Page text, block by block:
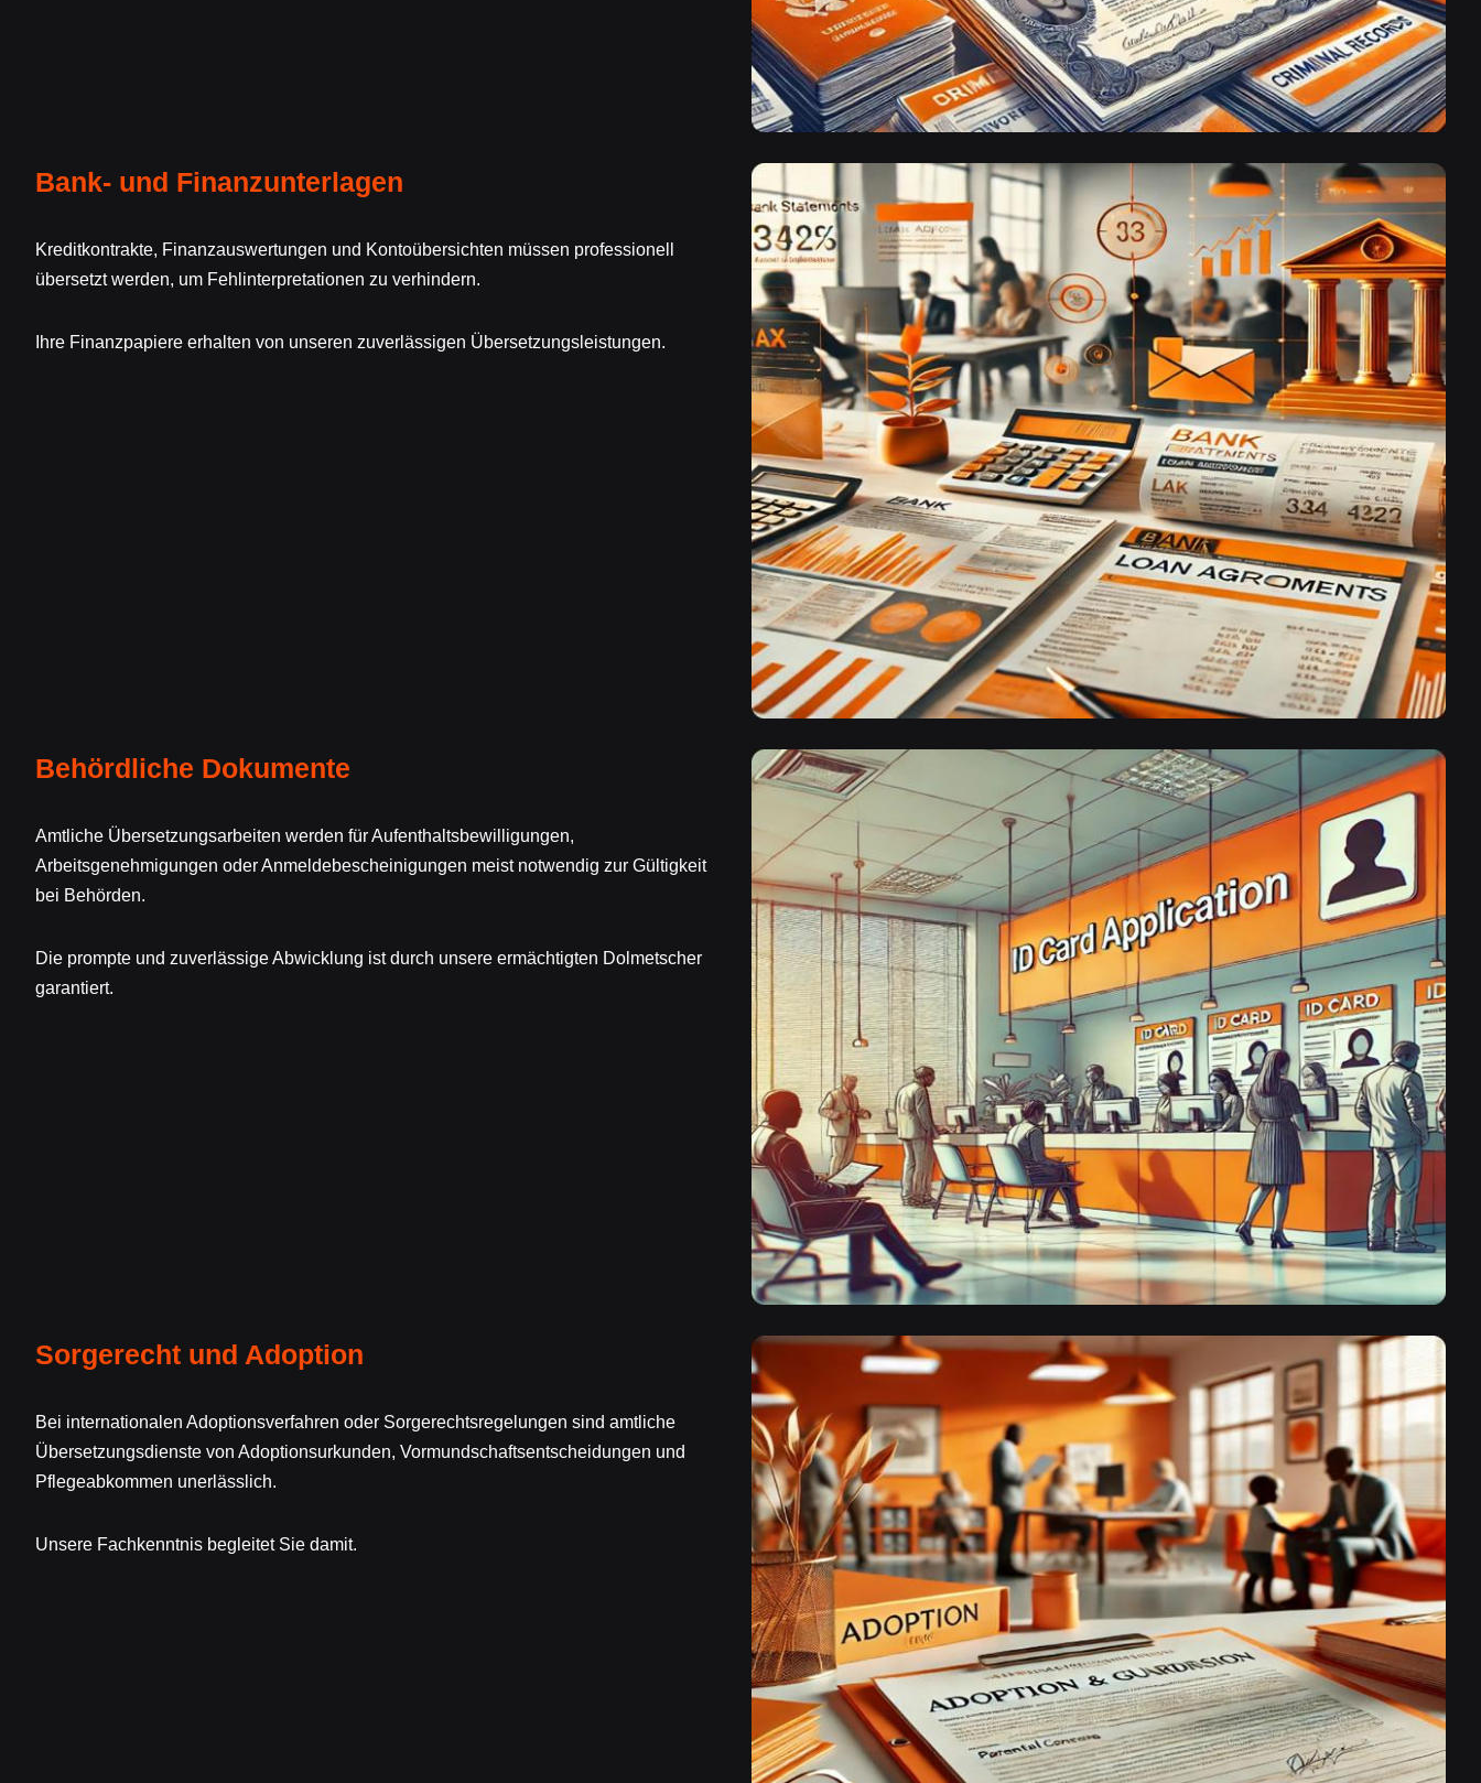
Bank- und Finanzunterlagen
Kreditkontrakte, Finanzauswertungen und Kontoübersichten müssen professionell
übersetzt werden, um Fehlinterpretationen zu verhindern.
Ihre Finanzpapiere erhalten von unseren zuverlässigen Übersetzungsleistungen.
Behördliche Dokumente
Amtliche Übersetzungsarbeiten werden für Aufenthaltsbewilligungen,
Arbeitsgenehmigungen oder Anmeldebescheinigungen meist notwendig zur Gültigkeit
bei Behörden.
Die prompte und zuverlässige Abwicklung ist durch unsere ermächtigten Dolmetscher
garantiert.
Sorgerecht und Adoption
Bei internationalen Adoptionsverfahren oder Sorgerechtsregelungen sind amtliche
Übersetzungsdienste von Adoptionsurkunden, Vormundschaftsentscheidungen und
Pflegeabkommen unerlässlich.
Unsere Fachkenntnis begleitet Sie damit.